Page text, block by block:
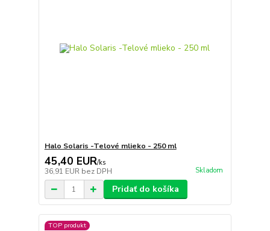
Halo Solaris -Telové mlieko - 250 ml
45,40 EUR/ks
36,91 EUR bez DPH Skladom
Pridať do košíka
TOP produkt